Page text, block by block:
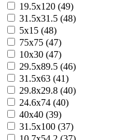
19.5x120 (49)
31.5x31.5 (48)
5x15 (48)
75x75 (47)
10x30 (47)
29.5x89.5 (46)
31.5x63 (41)
29.8x29.8 (40)
24.6x74 (40)
40x40 (39)
31.5x100 (37)